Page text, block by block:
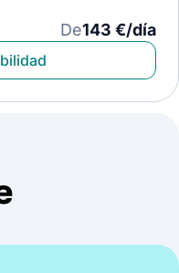
De143 €/día